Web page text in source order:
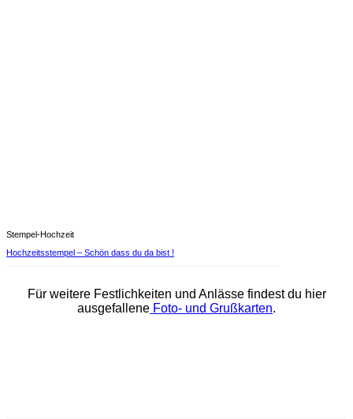
Stempel-Hochzeit
Hochzeitsstempel – Schön dass du da bist !
Für weitere Festlichkeiten und Anlässe findest du hier
ausgefallene Foto- und Grußkarten.